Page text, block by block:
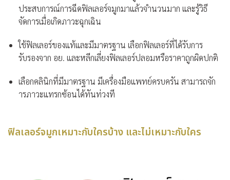
ประสบการณ์การฉีดฟิลเลอร์จมูกมาแล้วจำนวนมาก และรู้วิธี
จัดการเมื่อเกิดภาวะฉุกเฉิน
ใช้ฟิลเลอร์ของแท้และมีมาตรฐาน เลือกฟิลเลอร์ที่ได้รับการ
รับรองจาก อย. และหลีกเลี่ยงฟิลเลอร์ปลอมหรือราคาถูกผิดปกติ
เลือกคลินิกที่มีมาตรฐาน มีเครื่องมือแพทย์ครบครัน สามารถจัก
ารภาวะแทรกซ้อนได้ทันท่วงที
ฟิลเลอร์จมูกเหมาะกับใครบ้าง และไม่เหมาะกับใคร